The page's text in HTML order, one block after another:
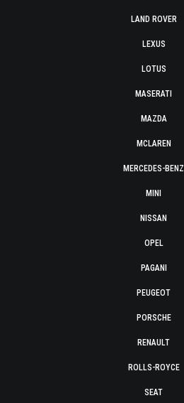
LAND ROVER
LEXUS
LOTUS
MASERATI
MAZDA
MCLAREN
MERCEDES-BENZ
MINI
NISSAN
OPEL
PAGANI
PEUGEOT
PORSCHE
RENAULT
ROLLS-ROYCE
SEAT